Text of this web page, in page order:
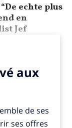
echte plus
en
Jef